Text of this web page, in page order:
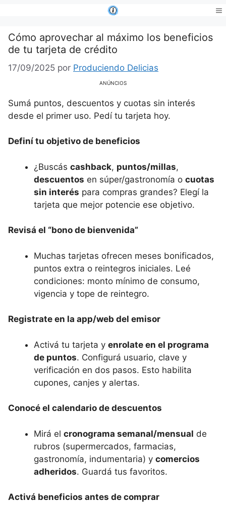
contenido
Cómo aprovechar al máximo los beneficios
de tu tarjeta de crédito
17/09/2025 por Produciendo Delicias
ANÚNCIOS
Sumá puntos, descuentos y cuotas sin interés
desde el primer uso. Pedí tu tarjeta hoy.
Definí tu objetivo de beneficios
¿Buscás cashback, puntos/millas,
descuentos en súper/gastronomía o cuotas
sin interés para compras grandes? Elegí la
tarjeta que mejor potencie ese objetivo.
Revisá el “bono de bienvenida”
Muchas tarjetas ofrecen meses bonificados,
puntos extra o reintegros iniciales. Leé
condiciones: monto mínimo de consumo,
vigencia y tope de reintegro.
Registrate en la app/web del emisor
Activá tu tarjeta y enrolate en el programa
de puntos. Configurá usuario, clave y
verificación en dos pasos. Esto habilita
cupones, canjes y alertas.
Conocé el calendario de descuentos
Mirá el cronograma semanal/mensual de
rubros (supermercados, farmacias,
gastronomía, indumentaria) y comercios
adheridos. Guardá tus favoritos.
Activá beneficios antes de comprar